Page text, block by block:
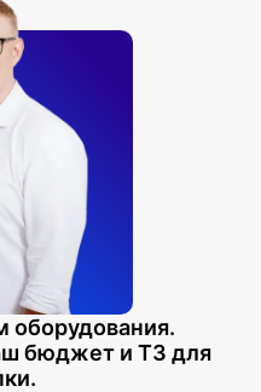
оборудования.
бюджет и ТЗ для